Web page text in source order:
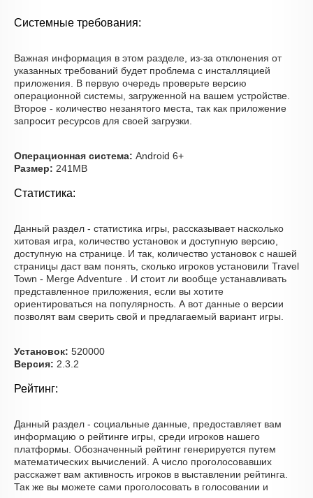
Системные требования:
Важная информация в этом разделе, из-за отклонения от
указанных требований будет проблема с инсталляцией
приложения. В первую очередь проверьте версию
операционной системы, загруженной на вашем устройстве.
Второе - количество незанятого места, так как приложение
запросит ресурсов для своей загрузки.
Операционная система: Android 6+
Размер: 241MB
Статистика:
Данный раздел - статистика игры, рассказывает насколько
хитовая игра, количество установок и доступную версию,
доступную на странице. И так, количество установок с нашей
страницы даст вам понять, сколько игроков установили Travel
Town - Merge Adventure . И стоит ли вообще устанавливать
представленное приложения, если вы хотите
ориентироваться на популярность. А вот данные о версии
позволят вам сверить свой и предлагаемый вариант игры.
Установок: 520000
Версия: 2.3.2
Рейтинг:
Данный раздел - социальные данные, предоставляет вам
информацию о рейтинге игры, среди игроков нашего
платформы. Обозначенный рейтинг генерируется путем
математических вычислений. А число проголосовавших
расскажет вам активность игроков в выставлении рейтинга.
Так же вы можете сами проголосовать в голосовании и